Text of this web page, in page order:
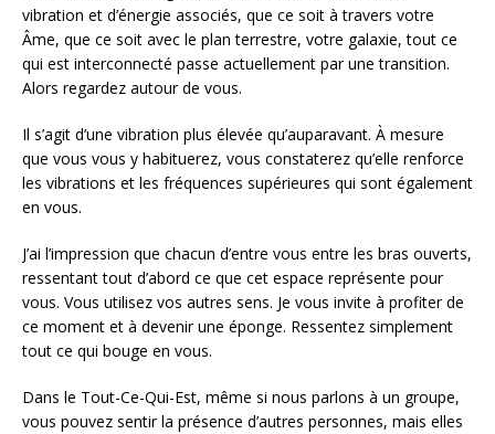
vibration et d’énergie associés, que ce soit à travers votre
Âme, que ce soit avec le plan terrestre, votre galaxie, tout ce
qui est interconnecté passe actuellement par une transition.
Alors regardez autour de vous.
Il s’agit d’une vibration plus élevée qu’auparavant. À mesure
que vous vous y habituerez, vous constaterez qu’elle renforce
les vibrations et les fréquences supérieures qui sont également
en vous.
J’ai l’impression que chacun d’entre vous entre les bras ouverts,
ressentant tout d’abord ce que cet espace représente pour
vous. Vous utilisez vos autres sens. Je vous invite à profiter de
ce moment et à devenir une éponge. Ressentez simplement
tout ce qui bouge en vous.
Dans le Tout-Ce-Qui-Est, même si nous parlons à un groupe,
vous pouvez sentir la présence d’autres personnes, mais elles